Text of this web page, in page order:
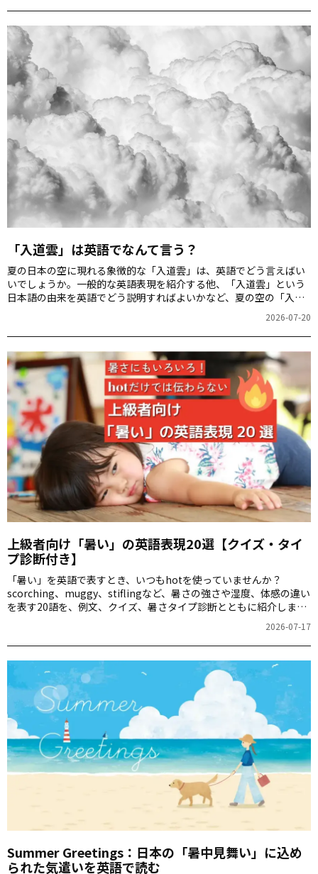
「入道雲」は英語でなんて言う？
夏の日本の空に現れる象徴的な「入道雲」は、英語でどう言えばい
いでしょうか。一般的な英語表現を紹介する他、「入道雲」という
日本語の由来を英語でどう説明すればよいかなど、夏の空の「入道
2026-07-20
上級者向け「暑い」の英語表現20選【クイズ・タイ
プ診断付き】
「暑い」を英語で表すとき、いつもhotを使っていませんか？
scorching、muggy、stiflingなど、暑さの強さや湿度、体感の違い
を表す20語を、例文、クイズ、暑さタイプ診断とともに紹介しま
2026-07-17
Summer Greetings：日本の「暑中見舞い」に込め
られた気遣いを英語で読む